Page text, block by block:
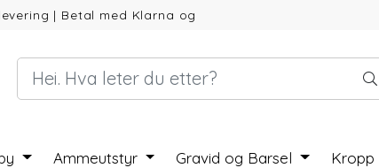
| Betal med Klarna og
Ammeutstyr Gravid og Barsel Kropp